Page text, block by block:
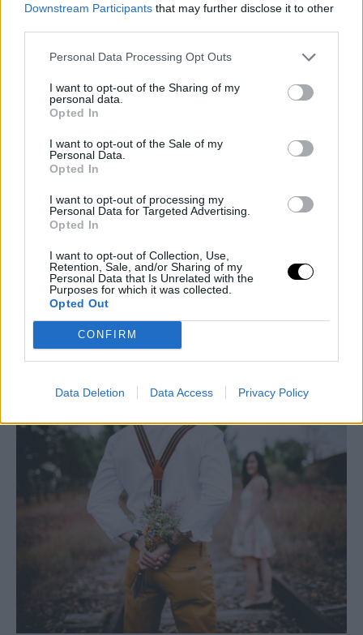
Downstream Participants that may further disclose it to other
Personal Data Processing Opt Outs
I want to opt-out of the Sharing of my
personal data.
Opted In
I want to opt-out of the Sale of my
Personal Data.
Opted In
I want to opt-out of processing my
Personal Data for Targeted Advertising.
Opted In
I want to opt-out of Collection, Use,
Retention, Sale, and/or Sharing of my
Personal Data that Is Unrelated with the
Purposes for which it was collected.
Opted Out
CONFIRM
Data Deletion Data Access Privacy Policy
Κι, όμως, τα αποτελέσματα της έρευνας δεν τελειώνουν εδώ,
καθώς εκτός από τα παραπάνω, το 95% των ερωτηθέντων
ανδρών ανέφεραν πως νιώθουν χαρά (και ΔΕΝ
τρομοκρατούνται όπως νόμιζες) αν μία γυναίκα τους ζητήσει το
νούμερο του τηλεφώνου τους και κάνει το πρώτο τηλεφώνημα
που θα οδηγήσει και στο πρώτο ραντεβού.
Και μπορεί τα αποτελέσματα να φαίνονται ενθαρρυντικά για
σένα που αναρωτιέσαι γιατί δεν έχει τηλεφωνήσει ακόμη,
κάνουν αυτή την πρώτη κίνηση.